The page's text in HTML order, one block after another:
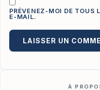
PRÉVENEZ-MOI DE TOUS
E-MAIL.